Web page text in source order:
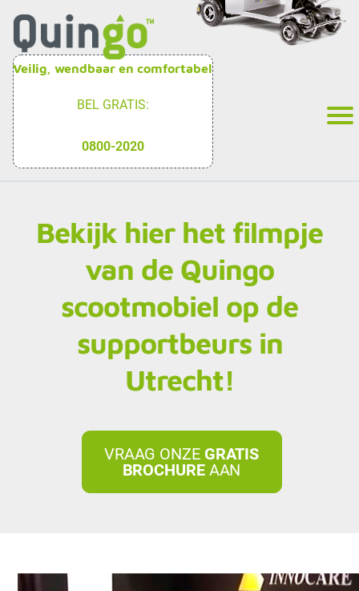
Veilig, wendbaar en comfortabel
BEL GRATIS:
0800-2020
Bekijk hier het filmpje
van de Quingo
scootmobiel op de
supportbeurs in
Utrecht!
VRAAG ONZE GRATIS
BROCHUREAAN